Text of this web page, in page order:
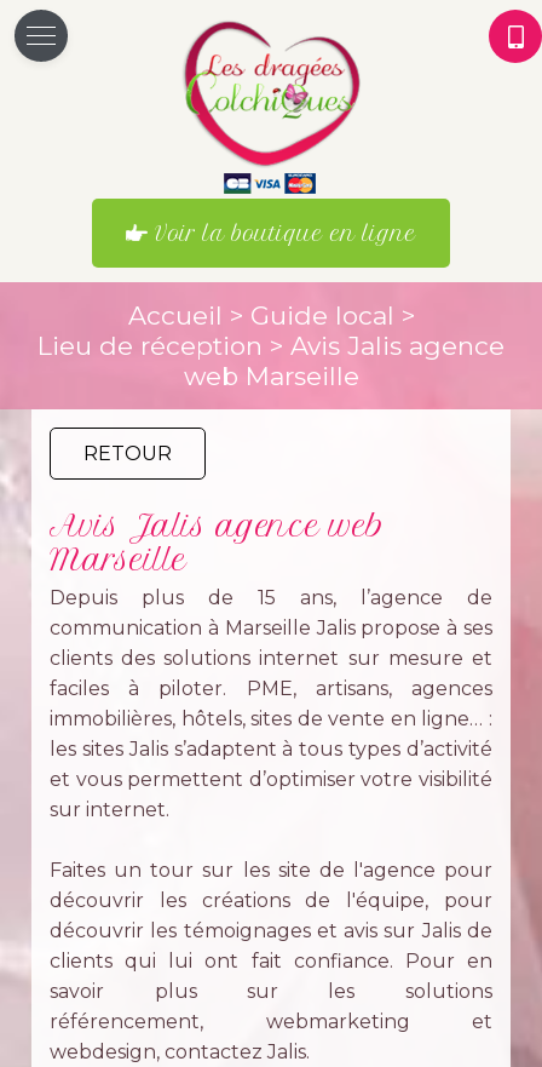
Voir la boutique en ligne
Accueil > Guide local >
Lieu de réception > Avis Jalis agence
web Marseille
RETOUR
Avis Jalis agence web
Marseille
Depuis plus de 15 ans, l’agence de
communication à Marseille Jalis propose à ses
clients des solutions internet sur mesure et
faciles à piloter. PME, artisans, agences
immobilières, hôtels, sites de vente en ligne… :
les sites Jalis s’adaptent à tous types d’activité
et vous permettent d’optimiser votre visibilité
sur internet.
Faites un tour sur les site de l'agence pour
découvrir les créations de l'équipe, pour
découvrir les témoignages et avis sur Jalis de
clients qui lui ont fait confiance. Pour en
savoir plus sur les solutions
référencement, webmarketing et
webdesign, contactez Jalis.